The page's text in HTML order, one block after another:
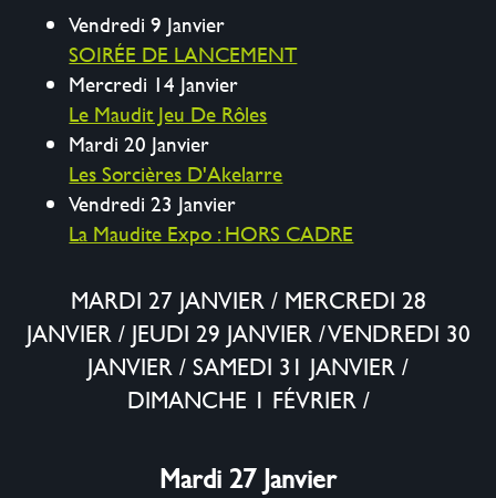
Vendredi 9 Janvier
SOIRÉE DE LANCEMENT
Mercredi 14 Janvier
Le Maudit Jeu De Rôles
Mardi 20 Janvier
Les Sorcières D'Akelarre
Vendredi 23 Janvier
La Maudite Expo : HORS CADRE
MARDI 27 JANVIER / MERCREDI 28
JANVIER / JEUDI 29 JANVIER /VENDREDI 30
JANVIER / SAMEDI 31 JANVIER /
DIMANCHE 1 FÉVRIER /
Mardi 27 Janvier